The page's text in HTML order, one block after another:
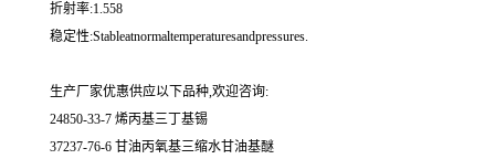
折射率:1.558
稳定性:Stableatnormaltemperaturesandpressures.
生产厂家优惠供应以下品种,欢迎咨询:
24850-33-7 烯丙基三丁基锡
37237-76-6 甘油丙氧基三缩水甘油基醚